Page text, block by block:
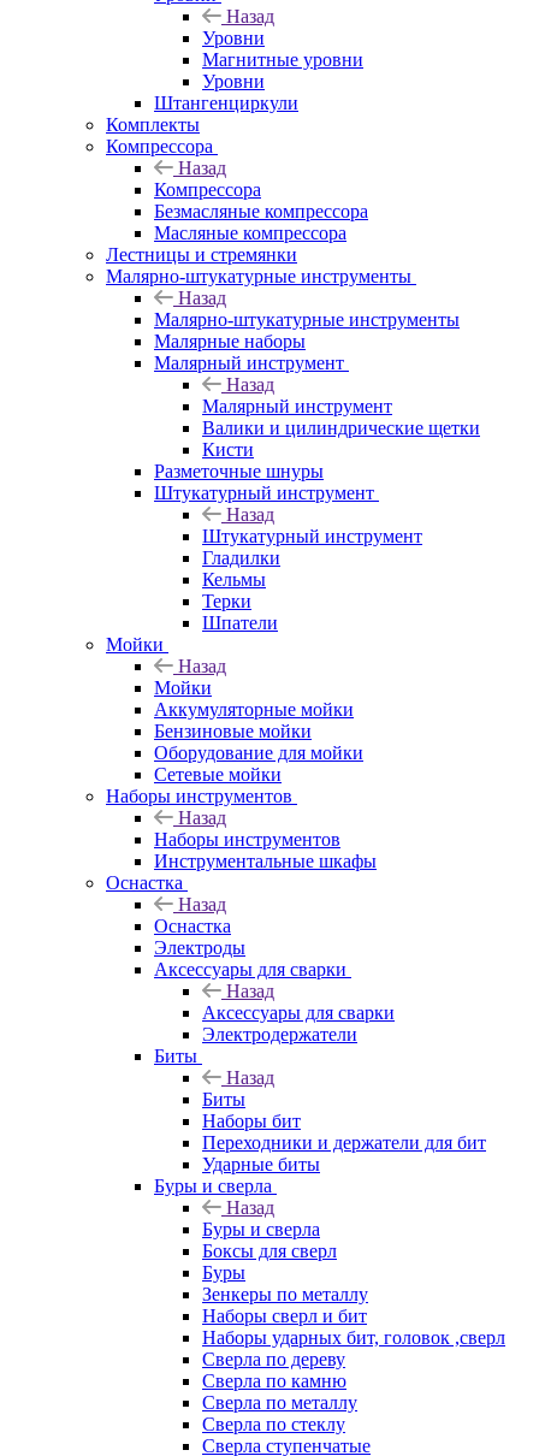
Назад
Уровни
Магнитные уровни
Уровни
Штангенциркули
Комплекты
Компрессора
Назад
Компрессора
Безмасляные компрессора
Масляные компрессора
Лестницы и стремянки
Малярно-штукатурные инструменты
Назад
Малярно-штукатурные инструменты
Малярные наборы
Малярный инструмент
Назад
Малярный инструмент
Валики и цилиндрические щетки
Кисти
Разметочные шнуры
Штукатурный инструмент
Назад
Штукатурный инструмент
Гладилки
Кельмы
Терки
Шпатели
Мойки
Назад
Мойки
Аккумуляторные мойки
Бензиновые мойки
Оборудование для мойки
Сетевые мойки
Наборы инструментов
Назад
Наборы инструментов
Инструментальные шкафы
Оснастка
Назад
Оснастка
Электроды
Аксессуары для сварки
Назад
Аксессуары для сварки
Электродержатели
Биты
Назад
Биты
Наборы бит
Переходники и держатели для бит
Ударные биты
Буры и сверла
Назад
Буры и сверла
Боксы для сверл
Буры
Зенкеры по металлу
Наборы сверл и бит
Наборы ударных бит, головок ,сверл
Сверла по дереву
Сверла по камню
Сверла по металлу
Сверла по стеклу
Сверла ступенчатые